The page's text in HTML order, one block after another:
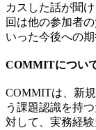
カスした話が聞
回は他の参加者
いった今後への
COMMITについ
COMMITは、新
う課題認識を持
対して、実務経